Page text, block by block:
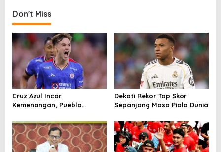
n
a
v
i
g
a
t
o
n
Don't Miss
Cruz Azul Incar
Kemenangan, Puebla
Pertahanan
Dekati Rekor Top Skor
Sepanjang Masa Piala Dunia